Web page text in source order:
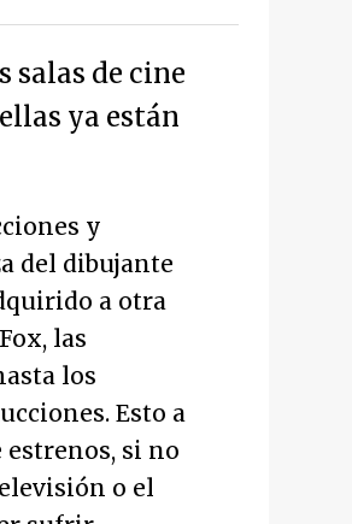
salas de cine
ya están
y
del dibujante
a otra
las
los
Esto a
si no
o el